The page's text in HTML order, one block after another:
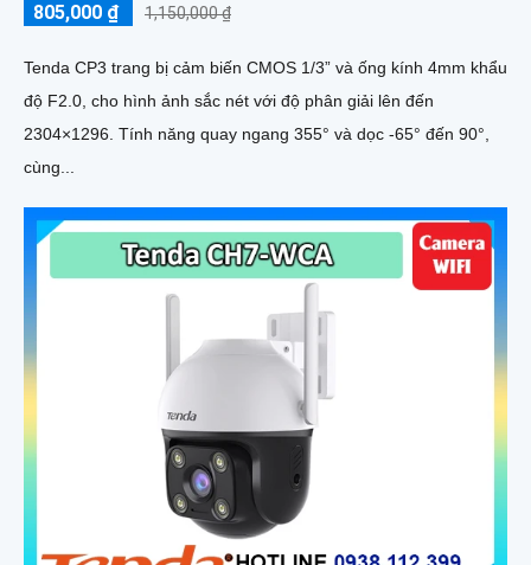
805,000 ₫ 1,150,000 ₫
Tenda CP3 trang bị cảm biến CMOS 1/3” và ống kính 4mm khẩu
độ F2.0, cho hình ảnh sắc nét với độ phân giải lên đến
2304×1296. Tính năng quay ngang 355° và dọc -65° đến 90°,
cùng...